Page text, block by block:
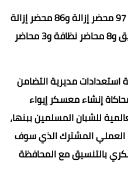
وقد أسفرت الحملة عن تحرير عدد 97 محضر إزالة و86 محضر إزالة
بائع متجول و15 محضر إشغال طريق و8 محاضر نظافة و3 محاضر
استعدادات مديرية التضامن
إنشاء معسكر إيواء
للشبان المسلمين ببنها،
العملي المشترك الذي سوف
بالتنسيق مع المحافظة